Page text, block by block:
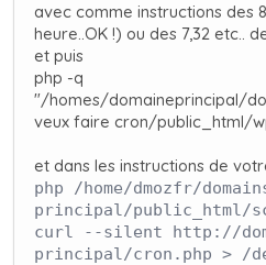
avec comme instructions des
heure..OK !) ou des 7,32 etc..
et puis
php -q
"/homes/domaineprincipal/
veux faire cron/public_html/
et dans les instructions de
php /home/dmozfr/
principal/public_html/
curl --silent http://
principal/cron.php > /